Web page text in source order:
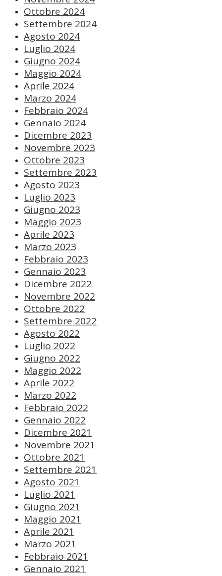
Ottobre 2024
Settembre 2024
Agosto 2024
Luglio 2024
Giugno 2024
Maggio 2024
Aprile 2024
Marzo 2024
Febbraio 2024
Gennaio 2024
Dicembre 2023
Novembre 2023
Ottobre 2023
Settembre 2023
Agosto 2023
Luglio 2023
Giugno 2023
Maggio 2023
Aprile 2023
Marzo 2023
Febbraio 2023
Gennaio 2023
Dicembre 2022
Novembre 2022
Ottobre 2022
Settembre 2022
Agosto 2022
Luglio 2022
Giugno 2022
Maggio 2022
Aprile 2022
Marzo 2022
Febbraio 2022
Gennaio 2022
Dicembre 2021
Novembre 2021
Ottobre 2021
Settembre 2021
Agosto 2021
Luglio 2021
Giugno 2021
Maggio 2021
Aprile 2021
Marzo 2021
Febbraio 2021
Gennaio 2021